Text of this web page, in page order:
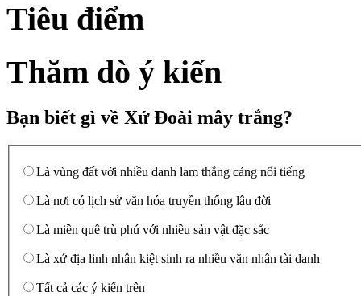
Tiêu điểm
Thăm dò ý kiến
Bạn biết gì về Xứ Đoài mây trắng?
Là vùng đất với nhiều danh lam thắng cảng nổi tiếng
Là nơi có lịch sử văn hóa truyền thống lâu đời
Là miền quê trù phú với nhiều sản vật đặc sắc
Là xứ địa linh nhân kiệt sinh ra nhiều văn nhân tài danh
Tất cả các ý kiến trên